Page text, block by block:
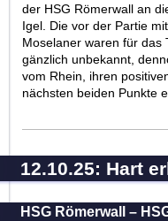
der HSG Römerwall an
Igel. Die vor der Partie
Moselaner waren für das
gänzlich unbekannt,
vom Rhein, ihren
nächsten beiden Punkte
12.10.25: Hart
HSG Römerwall –